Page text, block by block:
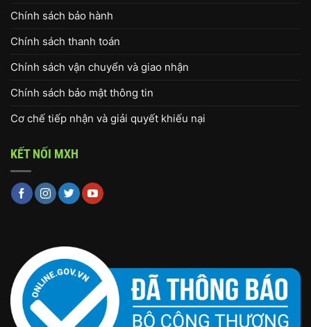
Chính sách bảo hành
Chính sách thanh toán
Chính sách vận chuyển và giao nhận
Chính sách bảo mật thông tin
Cơ chế tiếp nhận và giải quyết khiếu nại
KẾT NỐI MXH